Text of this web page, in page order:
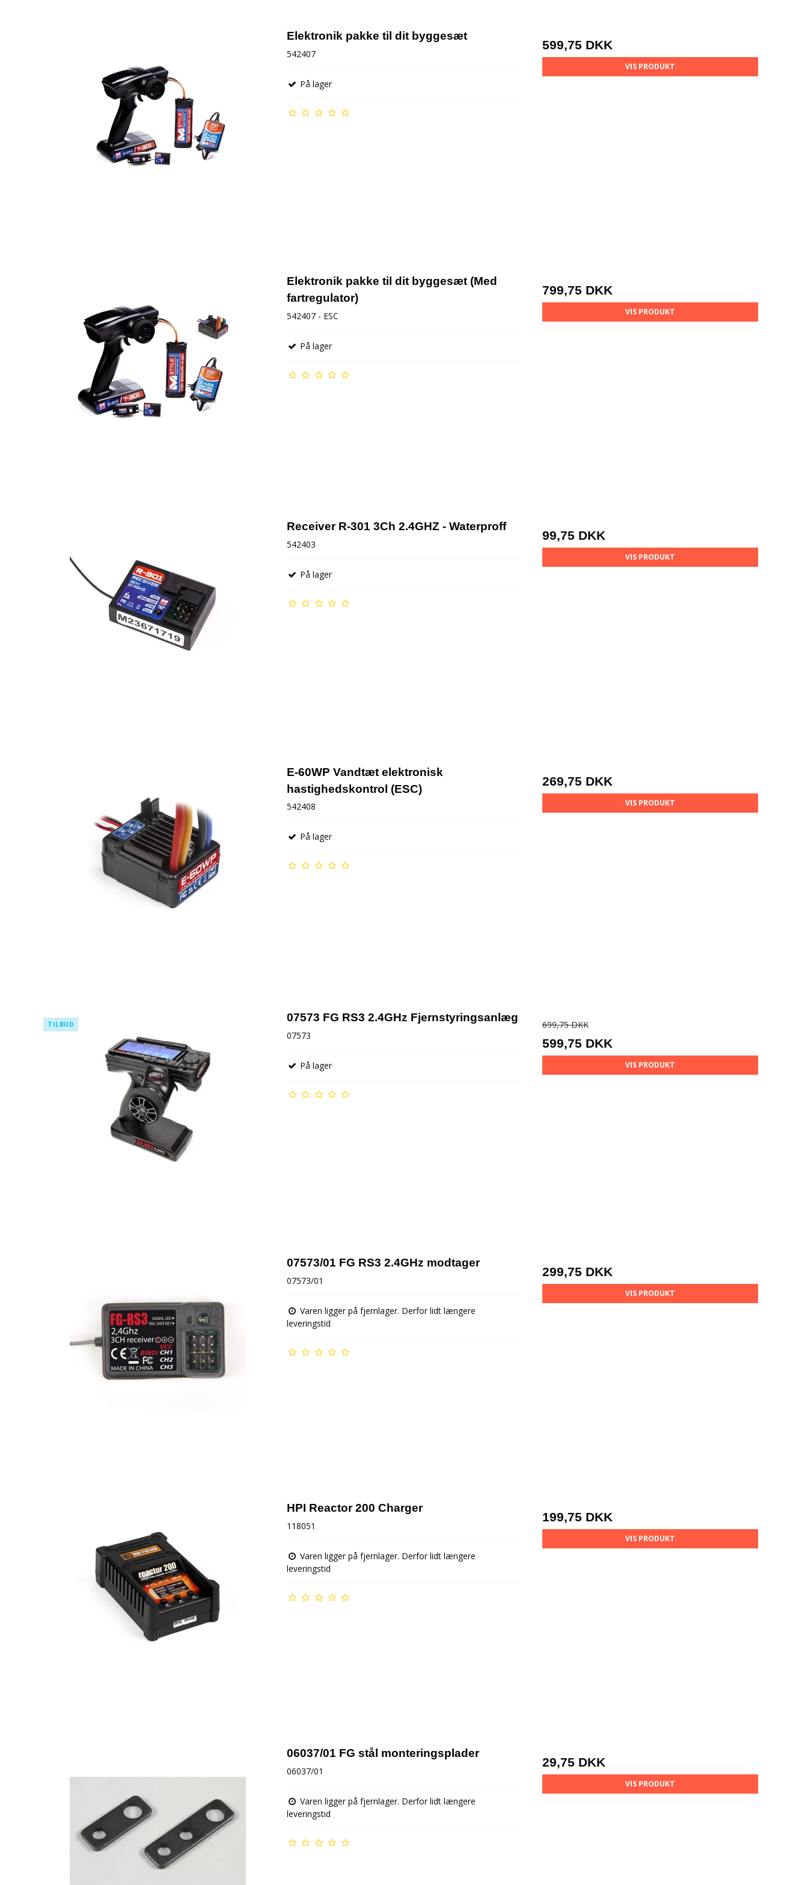
Elektronik pakke til dit byggesæt
542407
På lager
599,75 DKK
VIS PRODUKT
Elektronik pakke til dit byggesæt (Med
fartregulator)
542407 - ESC
På lager
799,75 DKK
VIS PRODUKT
Receiver R-301 3Ch 2.4GHZ - Waterproff
542403
På lager
99,75 DKK
VIS PRODUKT
E-60WP Vandtæt elektronisk
hastighedskontrol (ESC)
542408
På lager
269,75 DKK
VIS PRODUKT
TILBUD
07573 FG RS3 2.4GHz Fjernstyringsanlæg
07573
På lager
699,75 DKK
599,75 DKK
VIS PRODUKT
07573/01 FG RS3 2.4GHz modtager
07573/01
Varen ligger på fjernlager. Derfor lidt længere
leveringstid
299,75 DKK
VIS PRODUKT
HPI Reactor 200 Charger
118051
Varen ligger på fjernlager. Derfor lidt længere
leveringstid
199,75 DKK
VIS PRODUKT
06037/01 FG stål monteringsplader
06037/01
Varen ligger på fjernlager. Derfor lidt længere
leveringstid
29,75 DKK
VIS PRODUKT